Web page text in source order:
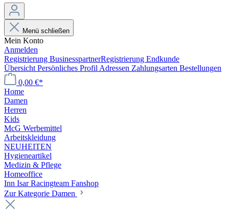
Menü schließen
Mein Konto
Anmelden
Registrierung BusinesspartnerRegistrierung Endkunde
Übersicht Persönliches Profil Adressen Zahlungsarten Bestellungen
0,00 €*
Home
Damen
Herren
Kids
McG Werbemittel
Arbeitskleidung
NEUHEITEN
Hygieneartikel
Medizin & Pflege
Homeoffice
Inn Isar Racingteam Fanshop
Zur Kategorie Damen